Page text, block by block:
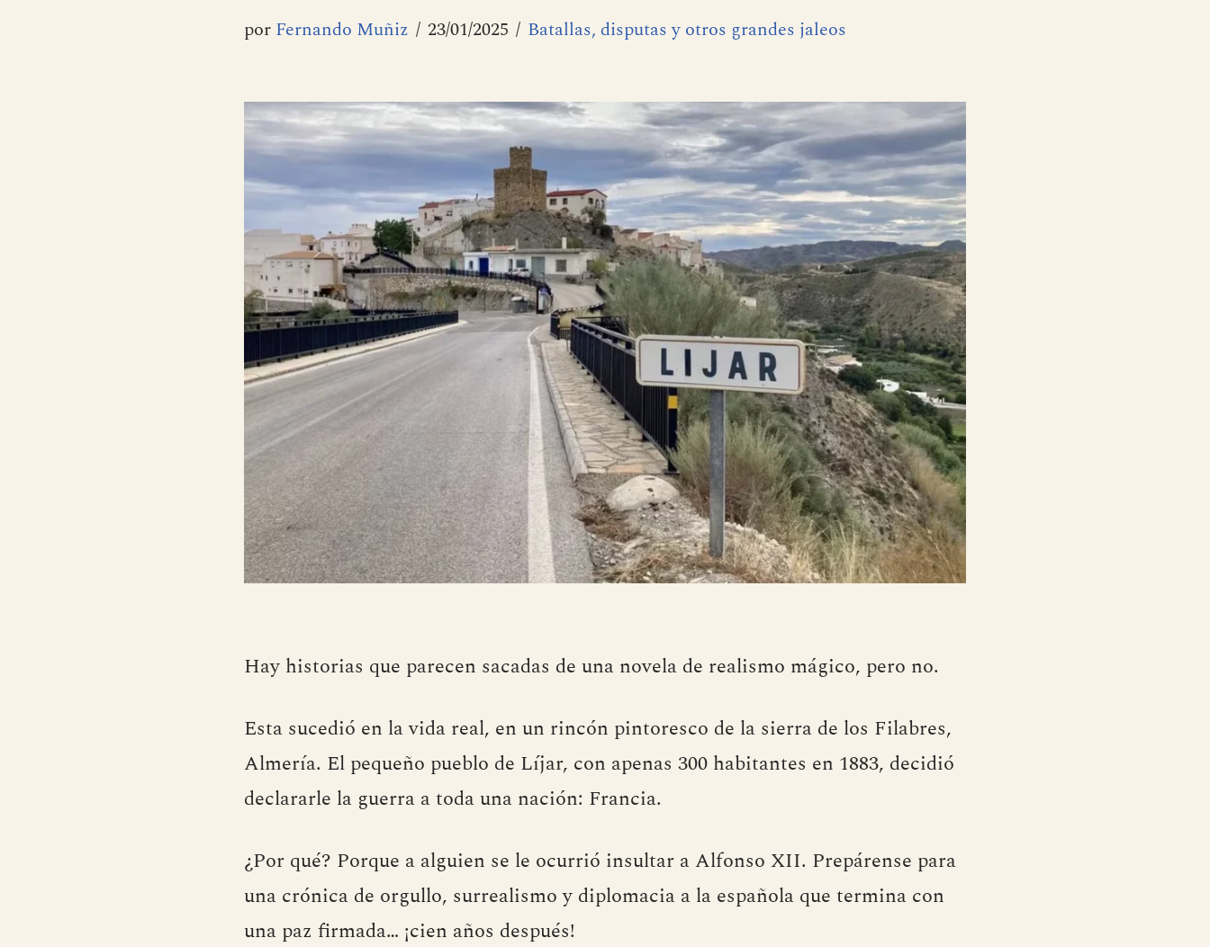
por Fernando Muñiz 23/01/2025 Batallas, disputas y otros grandes jaleos
Hay historias que parecen sacadas de una novela de realismo mágico, pero no.
Esta sucedió en la vida real, en un rincón pintoresco de la sierra de los Filabres,
Almería. El pequeño pueblo de Líjar, con apenas 300 habitantes en 1883, decidió
declararle la guerra a toda una nación: Francia.
¿Por qué? Porque a alguien se le ocurrió insultar a Alfonso XII. Prepárense para
una crónica de orgullo, surrealismo y diplomacia a la española que termina con
una paz firmada… ¡cien años después!